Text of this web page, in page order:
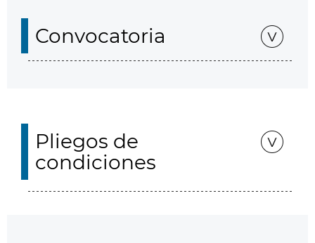
Convocatoria
Pliegos de
condiciones